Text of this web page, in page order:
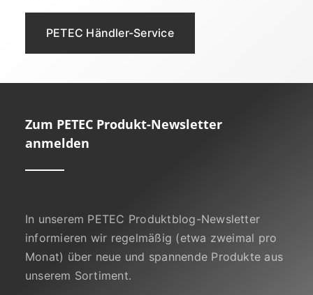
PETEC Händler-Service
Zum PETEC Produkt-Newsletter
anmelden
In unserem PETEC Produktblog-Newsletter
informieren wir regelmäßig (etwa zweimal pro
Monat) über neue und spannende Produkte aus
unserem Sortiment.